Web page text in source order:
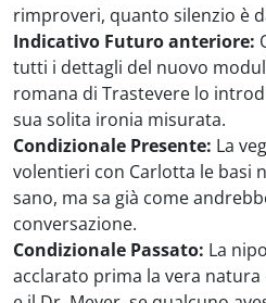
rimproveri, quanto silenzio è
Indicativo Futuro anteriore:
tutti i dettagli del nuovo
romana di Trastevere lo
sua solita ironia misurata.
Condizionale Presente: La
volentieri con Carlotta le basi
sano, ma sa già come
conversazione.
Condizionale Passato: La
acclarato prima la vera